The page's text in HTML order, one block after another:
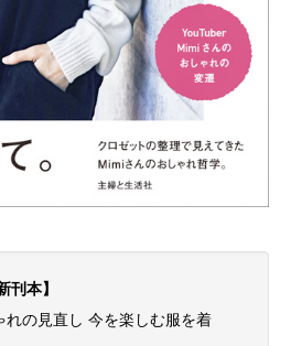
刊本】
の見直し 今を楽しむ服を着